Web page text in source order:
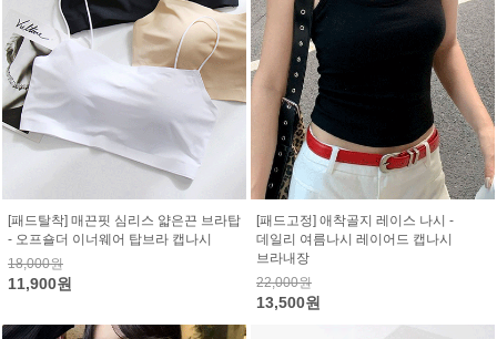
[패드탈착] 매끈핏 심리스 얇은끈 브라탑
- 오프숄더 이너웨어 탑브라 캡나시
18,000원
11,900원
[패드고정] 애착골지 레이스 나시 -
데일리 여름나시 레이어드 캡나시
브라내장
22,000원
13,500원